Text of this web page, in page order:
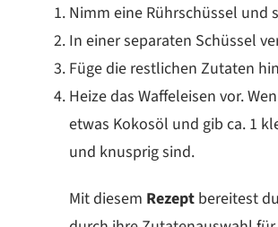
Nimm eine Rührschüssel und
In einer separaten Schüssel
Füge die restlichen Zutaten
Heize das Waffeleisen vor.
etwas Kokosöl und gib ca. 1
und knusprig sind.
Mit diesem Rezept bereitest